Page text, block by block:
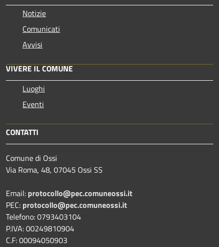
Notizie
Comunicati
Avvisi
VIVERE IL COMUNE
Luoghi
Eventi
CONTATTI
Comune di Ossi
Via Roma, 48, 07045 Ossi SS
Email: protocollo@pec.comuneossi.it
PEC: protocollo@pec.comuneossi.it
Telefono: 0793403104
P.IVA: 00249810904
C.F: 00094050903